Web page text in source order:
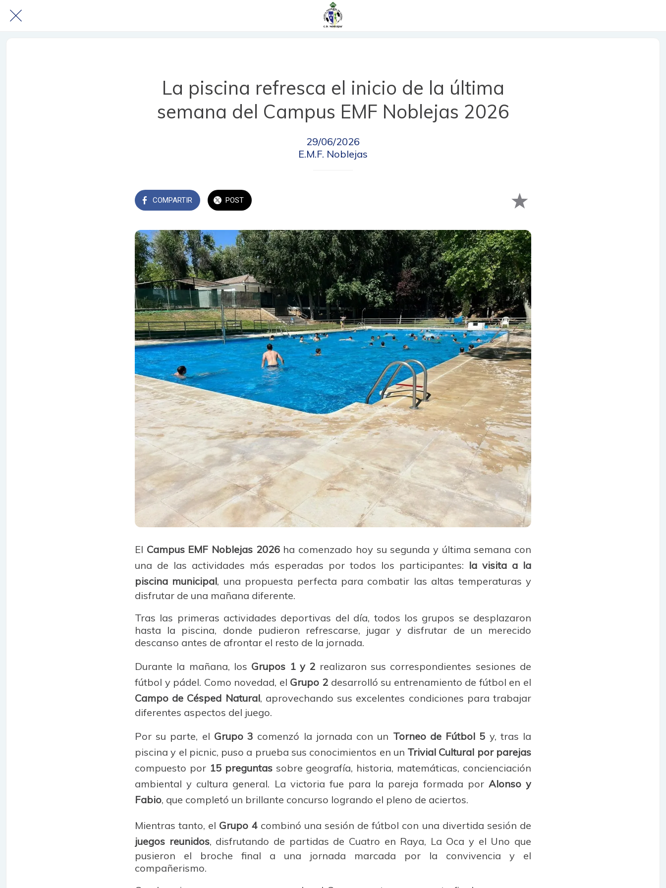
La piscina refresca el inicio de la última
semana del Campus EMF Noblejas 2026
29/06/2026
E.M.F. Noblejas
COMPARTIR POST
El Campus EMF Noblejas 2026ha comenzado hoy su segunda y última semana con
una de las actividades más esperadas por todos los participantes: la visita a la
piscina municipal, una propuesta perfecta para combatir las altas temperaturas y
disfrutar de una mañana diferente.
Tras las primeras actividades deportivas del día, todos los grupos se desplazaron
hasta la piscina, donde pudieron refrescarse, jugar y disfrutar de un merecido
descanso antes de afrontar el resto de la jornada.
Durante la mañana, los Grupos 1 y 2 realizaron sus correspondientes sesiones de
fútbol y pádel. Como novedad, el Grupo 2 desarrolló su entrenamiento de fútbol en el
Campo de Césped Natural, aprovechando sus excelentes condiciones para trabajar
diferentes aspectos del juego.
Por su parte, el Grupo 3 comenzó la jornada con un Torneo de Fútbol 5 y, tras la
piscina y el picnic, puso a prueba sus conocimientos en un Trivial Cultural por parejas
compuesto por 15 preguntassobre geografía, historia, matemáticas, concienciación
ambiental y cultura general. La victoria fue para la pareja formada por Alonso y
Fabio, que completó un brillante concurso logrando el pleno de aciertos.
Mientras tanto, el Grupo 4combinó una sesión de fútbol con una divertida sesión de
juegos reunidos, disfrutando de partidas de Cuatro en Raya, La Oca y el Uno que
pusieron el broche final a una jornada marcada por la convivencia y el
compañerismo.